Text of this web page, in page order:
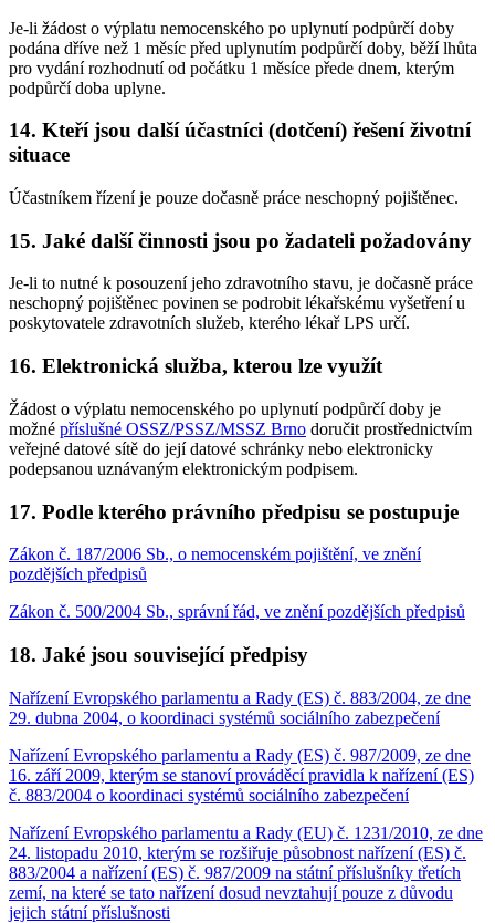
Je-li žádost o výplatu nemocenského po uplynutí podpůrčí doby
podána dříve než 1 měsíc před uplynutím podpůrčí doby, běží lhůta
pro vydání rozhodnutí od počátku 1 měsíce přede dnem, kterým
podpůrčí doba uplyne.
14. Kteří jsou další účastníci (dotčení) řešení životní
situace
Účastníkem řízení je pouze dočasně práce neschopný pojištěnec.
15. Jaké další činnosti jsou po žadateli požadovány
Je-li to nutné k posouzení jeho zdravotního stavu, je dočasně práce
neschopný pojištěnec povinen se podrobit lékařskému vyšetření u
poskytovatele zdravotních služeb, kterého lékař LPS určí.
16. Elektronická služba, kterou lze využít
Žádost o výplatu nemocenského po uplynutí podpůrčí doby je
možné příslušné OSSZ/PSSZ/MSSZ Brno doručit prostřednictvím
veřejné datové sítě do její datové schránky nebo elektronicky
podepsanou uznávaným elektronickým podpisem.
17. Podle kterého právního předpisu se postupuje
Zákon č. 187/2006 Sb., o nemocenském pojištění, ve znění
pozdějších předpisů
Zákon č. 500/2004 Sb., správní řád, ve znění pozdějších předpisů
18. Jaké jsou související předpisy
Nařízení Evropského parlamentu a Rady (ES) č. 883/2004, ze dne
29. dubna 2004, o koordinaci systémů sociálního zabezpečení
Nařízení Evropského parlamentu a Rady (ES) č. 987/2009, ze dne
16. září 2009, kterým se stanoví prováděcí pravidla k nařízení (ES)
č. 883/2004 o koordinaci systémů sociálního zabezpečení
Nařízení Evropského parlamentu a Rady (EU) č. 1231/2010, ze dne
24. listopadu 2010, kterým se rozšiřuje působnost nařízení (ES) č.
883/2004 a nařízení (ES) č. 987/2009 na státní příslušníky třetích
zemí, na které se tato nařízení dosud nevztahují pouze z důvodu
jejich státní příslušnosti